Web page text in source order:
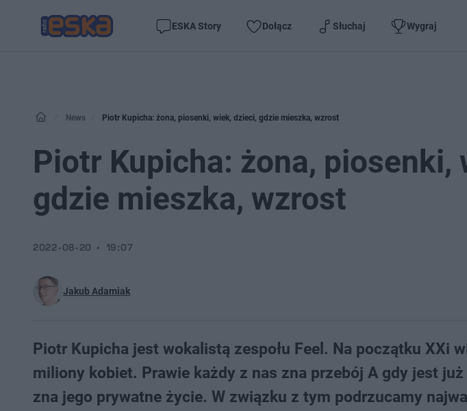
ESKA Story Dołącz Słuchaj Wygraj
News Piotr Kupicha: żona, piosenki, wiek, dzieci, gdzie mieszka, wzrost
Piotr Kupicha: żona, piosenki,
gdzie mieszka, wzrost
Jakub Adamiak
2022-08-20 19:07
Piotr Kupicha jest wokalistą zespołu Feel. Na początku XXi
miliony kobiet. Prawie każdy z nas zna przebój A gdy jest
zna jego prywatne życie. W związku z tym podrzucamy